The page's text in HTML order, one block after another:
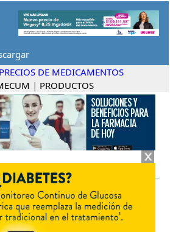
PRECIOS DE MEDICAMENTOS
| PRODUCTOS